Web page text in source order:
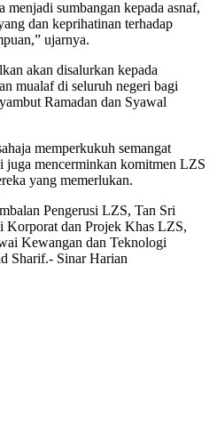
menjadi sumbangan kepada asnaf,
dan keprihatinan terhadap
ujarnya.
akan disalurkan kepada
mualaf di seluruh negeri bagi
Ramadan dan Syawal
memperkukuh semangat
juga mencerminkan komitmen LZS
yang memerlukan.
Pengerusi LZS, Tan Sri
Korporat dan Projek Khas LZS,
Kewangan dan Teknologi
Sharif.- Sinar Harian